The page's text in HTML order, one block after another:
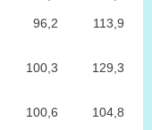
96,2 113,9
100,3 129,3
100,6
104,8